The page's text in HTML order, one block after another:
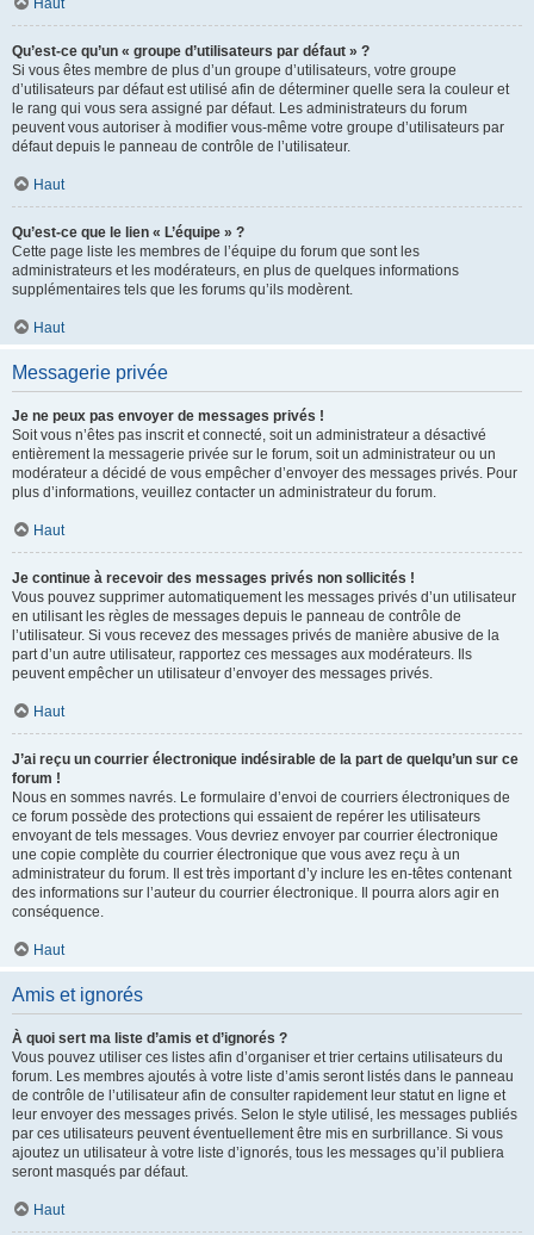
Haut
Qu’est-ce qu’un « groupe d’utilisateurs par défaut » ?
Si vous êtes membre de plus d’un groupe d’utilisateurs, votre groupe
d’utilisateurs par défaut est utilisé afin de déterminer quelle sera la couleur et
le rang qui vous sera assigné par défaut. Les administrateurs du forum
peuvent vous autoriser à modifier vous-même votre groupe d’utilisateurs par
défaut depuis le panneau de contrôle de l’utilisateur.
Haut
Qu’est-ce que le lien « L’équipe » ?
Cette page liste les membres de l’équipe du forum que sont les
administrateurs et les modérateurs, en plus de quelques informations
supplémentaires tels que les forums qu’ils modèrent.
Haut
Messagerie privée
Je ne peux pas envoyer de messages privés !
Soit vous n’êtes pas inscrit et connecté, soit un administrateur a désactivé
entièrement la messagerie privée sur le forum, soit un administrateur ou un
modérateur a décidé de vous empêcher d’envoyer des messages privés. Pour
plus d’informations, veuillez contacter un administrateur du forum.
Haut
Je continue à recevoir des messages privés non sollicités !
Vous pouvez supprimer automatiquement les messages privés d’un utilisateur
en utilisant les règles de messages depuis le panneau de contrôle de
l’utilisateur. Si vous recevez des messages privés de manière abusive de la
part d’un autre utilisateur, rapportez ces messages aux modérateurs. Ils
peuvent empêcher un utilisateur d’envoyer des messages privés.
Haut
J’ai reçu un courrier électronique indésirable de la part de quelqu’un sur ce
forum !
Nous en sommes navrés. Le formulaire d’envoi de courriers électroniques de
ce forum possède des protections qui essaient de repérer les utilisateurs
envoyant de tels messages. Vous devriez envoyer par courrier électronique
une copie complète du courrier électronique que vous avez reçu à un
administrateur du forum. Il est très important d’y inclure les en-têtes contenant
des informations sur l’auteur du courrier électronique. Il pourra alors agir en
conséquence.
Haut
Amis et ignorés
À quoi sert ma liste d’amis et d’ignorés ?
Vous pouvez utiliser ces listes afin d’organiser et trier certains utilisateurs du
forum. Les membres ajoutés à votre liste d’amis seront listés dans le panneau
de contrôle de l’utilisateur afin de consulter rapidement leur statut en ligne et
leur envoyer des messages privés. Selon le style utilisé, les messages publiés
par ces utilisateurs peuvent éventuellement être mis en surbrillance. Si vous
ajoutez un utilisateur à votre liste d’ignorés, tous les messages qu’il publiera
seront masqués par défaut.
Haut